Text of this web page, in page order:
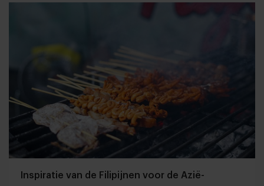
Inspiratie van de Filipijnen voor de Azië-